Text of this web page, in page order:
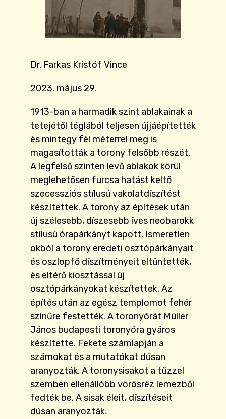
Dr. Farkas Kristóf Vince
2023. május 29.
1913-ban a harmadik szint ablakainak a
tetejétől téglából teljesen újjáépítették
és mintegy fél méterrel meg is
magasították a torony felsőbb részét.
A legfelső szinten levő ablakok körül
meglehetősen furcsa hatást keltő
szecessziós stílusú vakolatdíszítést
készítettek. A torony az építések után
új szélesebb, díszesebb íves neobarokk
stílusú órapárkányt kapott. Ismeretlen
okból a torony eredeti osztópárkányait
és oszlopfő díszítményeit eltüntették,
és eltérő kiosztással új
osztópárkányokat készítettek. Az
építés után az egész templomot fehér
színűre festették. A toronyórát Müller
János budapesti toronyóra gyáros
készítette. Fekete számlapján a
számokat és a mutatókat dúsan
aranyozták. A toronysisakot a tűzzel
szemben ellenállóbb vörösréz lemezből
fedték be. A sisak éleit, díszítéseit
dúsan aranyozták.